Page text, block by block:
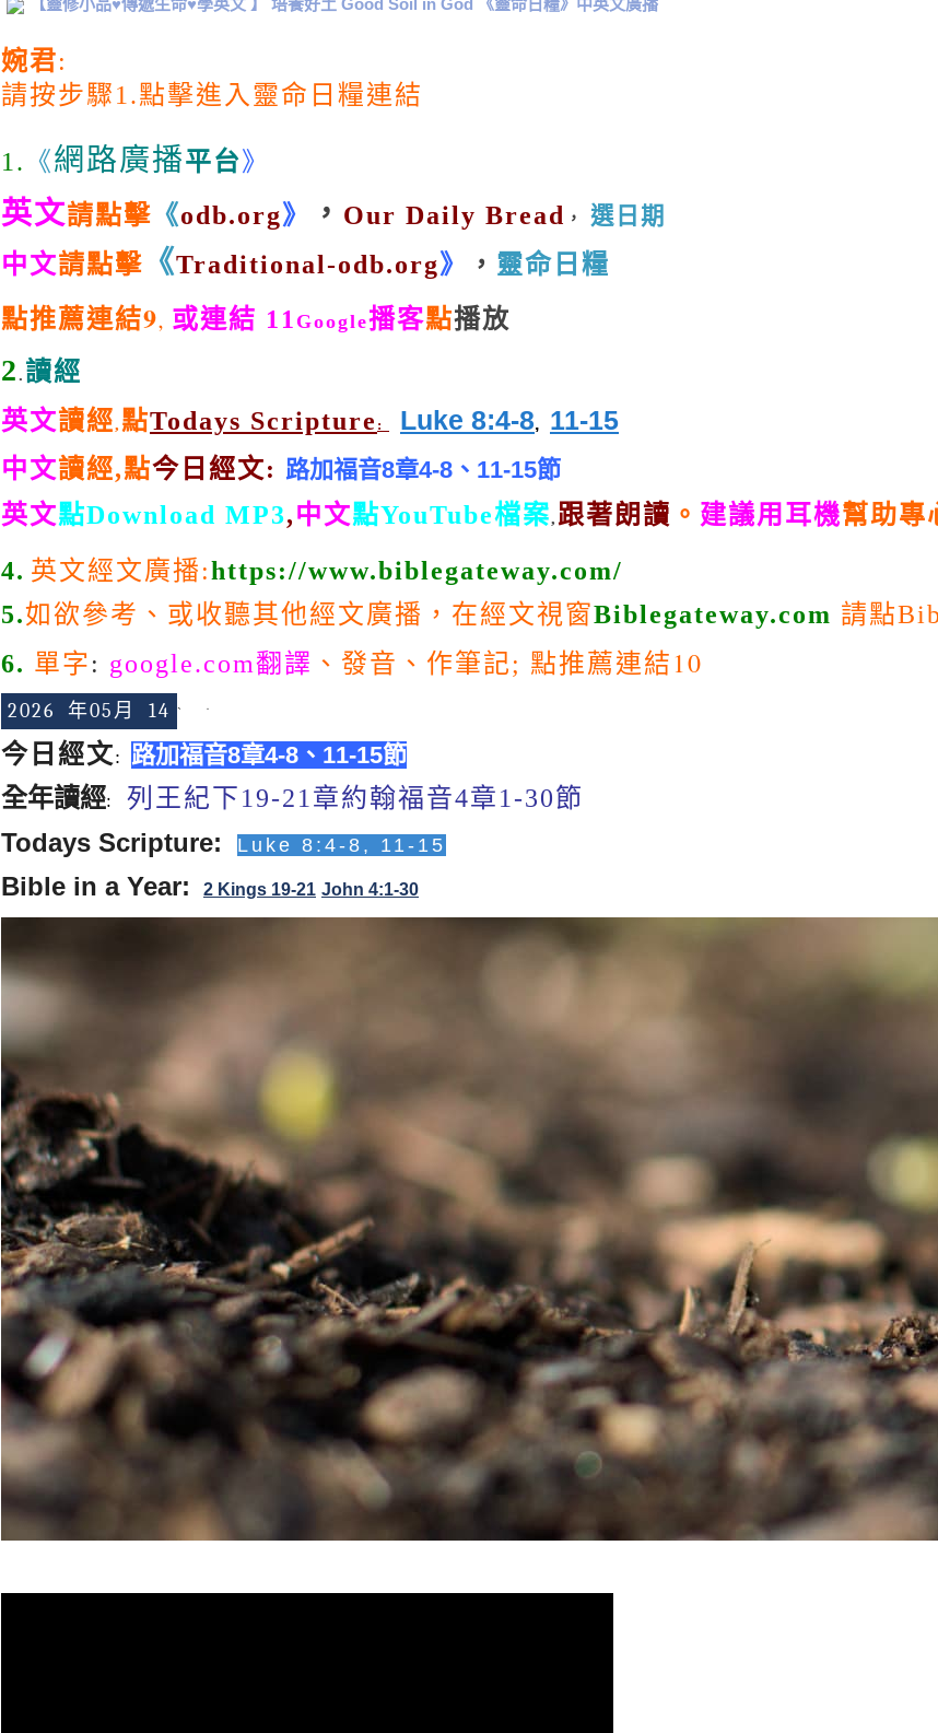
【靈修小品♥傳遞生命♥學英文 】 培養好土 Good Soil in God 《靈命日糧》中英文廣播
婉君:
請按步驟1.點擊進入靈命日糧連結
1 . 《網路廣播平台》
英文請點擊 《odb.org》 ， Our Daily Bread ， 選日期
中文請點擊 《Traditional-odb.org》 ， 靈命日糧
點推薦連結9, 或連結 11 Google播客點播放
2. 讀經
英文讀經, 點Todays Scripture : Luke 8:4-8, 11-15
中文讀經,點今日經文: 路加福音8章4-8、11-15節
英文點Download MP3,中文點YouTube檔案,跟著朗讀 。 建議用耳機幫助專
4. 英文經文廣播:https://www.biblegateway.com/
5.如欲參考 、 或收聽其他經文廣播，在經文視窗Biblegateway.com 請點
6. 單字: google.com翻譯 、發音 、 作筆記; 點推薦連結10
2026 年05月 14 ˋ ˙
今日經文: 路加福音8章4-8、11-15節
全年讀經: 列王紀下19-21章約翰福音4章1-30節
Todays Scripture: Luke 8:4-8, 11-15
Bible in a Year: 2 Kings 19-21 John 4:1-30